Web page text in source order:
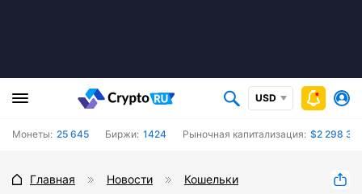
USD
Монеты: 25 645 Биржи: 1424 Рыночная капитализация: $2 298
Главная Новости Кошельки